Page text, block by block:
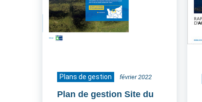
Plans de gestion février 2022
Plan de gestion Site du